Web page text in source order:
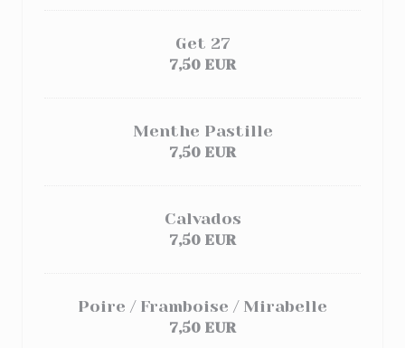
Get 27
7,50 EUR
Menthe Pastille
7,50 EUR
Calvados
7,50 EUR
Poire / Framboise / Mirabelle
7,50 EUR